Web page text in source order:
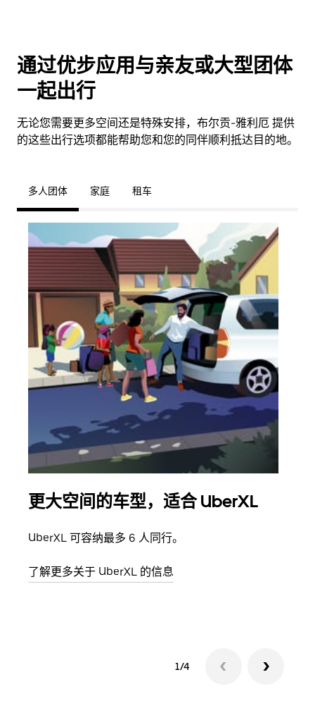
通过优步应用与亲友或大型团体
一起出行
无论您需要更多空间还是特殊安排，布尔贡-雅利厄 提供
的这些出行选项都能帮助您和您的同伴顺利抵达目的地。
多人团体 家庭 租车
更大空间的车型，适合 UberXL
UberXL 可容纳最多 6 人同行。
了解更多关于 UberXL 的信息
1/4